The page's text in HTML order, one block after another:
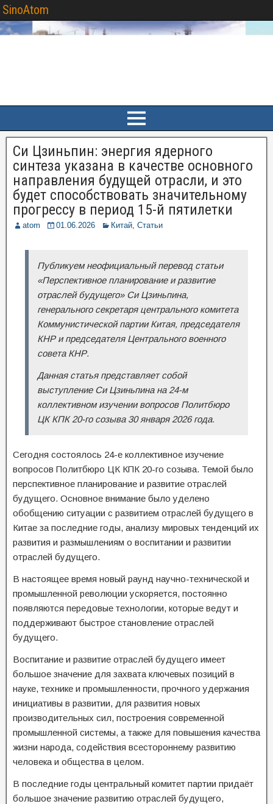
SinoAtom
Си Цзиньпин: энергия ядерного
синтеза указана в качестве основного
направления будущей отрасли, и это
будет способствовать значительному
прогрессу в период 15-й пятилетки
atom 01.06.2026 Китай, Статьи
Публикуем неофициальный перевод статьи
«Перспективное планирование и развитие
отраслей будущего» Си Цзиньпина,
генерального секретаря центрального комитета
Коммунистической партии Китая, председателя
КНР и председателя Центрального военного
совета КНР.
Данная статья представляет собой
выступление Си Цзиньпина на 24-м
коллективном изучении вопросов Политбюро
ЦК КПК 20-го созыва 30 января 2026 года.
Сегодня состоялось 24-е коллективное изучение
вопросов Политбюро ЦК КПК 20-го созыва. Темой было
перспективное планирование и развитие отраслей
будущего. Основное внимание было уделено
обобщению ситуации с развитием отраслей будущего в
Китае за последние годы, анализу мировых тенденций их
развития и размышлениям о воспитании и развитии
отраслей будущего.
В настоящее время новый раунд научно-технической и
промышленной революции ускоряется, постоянно
появляются передовые технологии, которые ведут и
поддерживают быстрое становление отраслей
будущего.
Воспитание и развитие отраслей будущего имеет
большое значение для захвата ключевых позиций в
науке, технике и промышленности, прочного удержания
инициативы в развитии, для развития новых
производительных сил, построения современной
промышленной системы, а также для повышения качества
жизни народа, содействия всестороннему развитию
человека и общества в целом.
В последние годы центральный комитет партии придаёт
большое значение развитию отраслей будущего,